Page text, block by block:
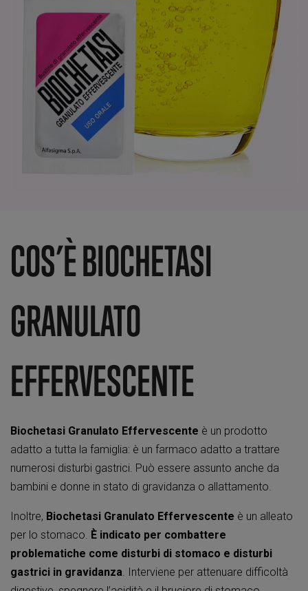
COS’È BIOCHETASI
GRANULATO
EFFERVESCENTE
Biochetasi Granulato Effervescente è un prodotto
adatto a tutta la famiglia: è un farmaco adatto a trattare
numerosi disturbi gastrici. Può essere assunto anche da
bambini e donne in stato di gravidanza o allattamento.
Inoltre, Biochetasi Granulato Effervescente è un alleato
per lo stomaco. È indicato per combattere
problematiche come disturbi di stomaco e disturbi
gastrici in gravidanza. Interviene per attenuare difficoltà